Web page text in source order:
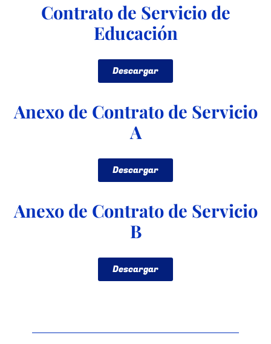
Contrato de Servicio de
Educación
Descargar
Anexo de Contrato de Servicio
A
Descargar
Anexo de Contrato de Servicio
B
Descargar